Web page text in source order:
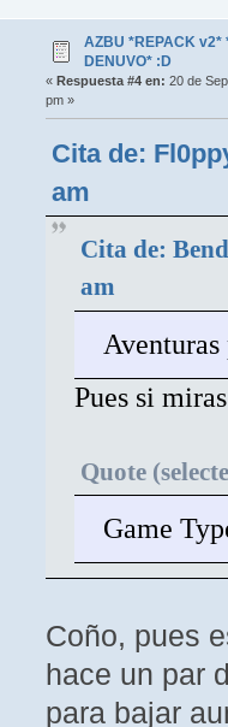
AZBU *REPACK v2*
DENUVO* :D
« Respuesta #4 en: 20 de
pm »
Cita de:
am
Cita de:
am
Aventuras
Pues si
Quote
Game
Coño, pues
hace un par
para bajar